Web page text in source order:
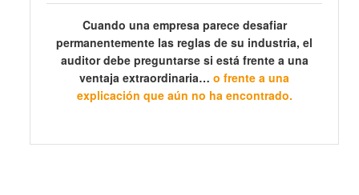
Cuando una empresa parece desafiar
permanentemente las reglas de su industria, el
auditor debe preguntarse si está frente a una
ventaja extraordinaria… o frente a una
explicación que aún no ha encontrado.